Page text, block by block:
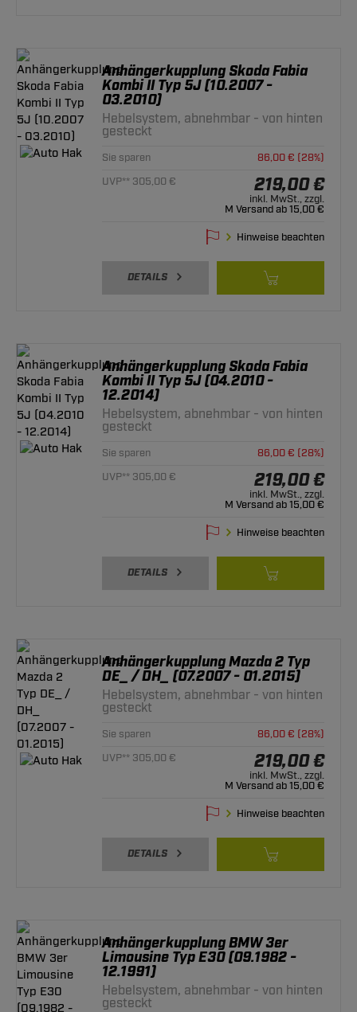
Anhängerkupplung Skoda Fabia
Kombi II Typ 5J (10.2007 -
03.2010)
Hebelsystem, abnehmbar - von hinten
gesteckt
Sie sparen
86,00 € (28%)
UVP** 305,00 €
219,00 €
inkl. MwSt., zzgl.
M Versand ab 15,00 €
Hinweise beachten
DETAILS
Anhängerkupplung Skoda Fabia
Kombi II Typ 5J (04.2010 -
12.2014)
Hebelsystem, abnehmbar - von hinten
gesteckt
Sie sparen
86,00 € (28%)
UVP** 305,00 €
219,00 €
inkl. MwSt., zzgl.
M Versand ab 15,00 €
Hinweise beachten
DETAILS
Anhängerkupplung Mazda 2 Typ
DE_ / DH_ (07.2007 - 01.2015)
Hebelsystem, abnehmbar - von hinten
gesteckt
Sie sparen
86,00 € (28%)
UVP** 305,00 €
219,00 €
inkl. MwSt., zzgl.
M Versand ab 15,00 €
Hinweise beachten
DETAILS
Anhängerkupplung BMW 3er
Limousine Typ E30 (09.1982 -
12.1991)
Hebelsystem, abnehmbar - von hinten
gesteckt